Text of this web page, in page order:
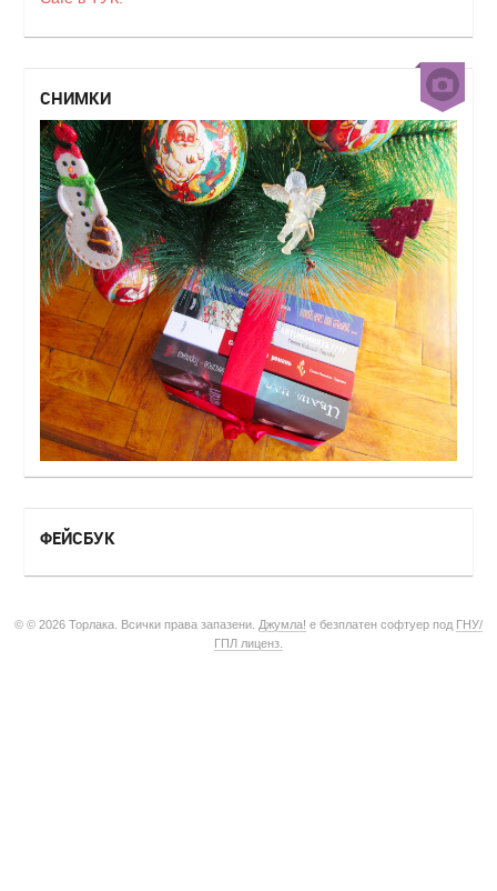
СНИМКИ
ФЕЙСБУК
© © 2026 Торлака. Всички права запазени. Джумла! е безплатен софтуер под ГНУ/
ГПЛ лиценз.